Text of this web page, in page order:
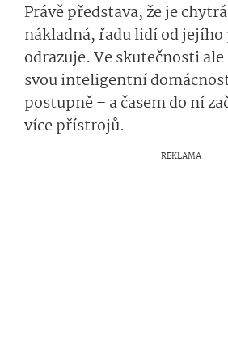
Právě představa, že je
nákladná, řadu lidí od
odrazuje. Ve skutečnosti
svou inteligentní
postupně – a časem do ní
více přístrojů.